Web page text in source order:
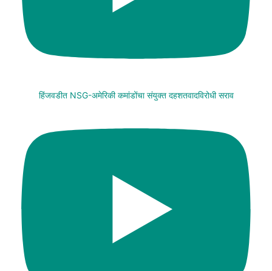
हिंजवडीत NSG-अमेरिकी कमांडोंचा संयुक्त दहशतवादविरोधी सराव